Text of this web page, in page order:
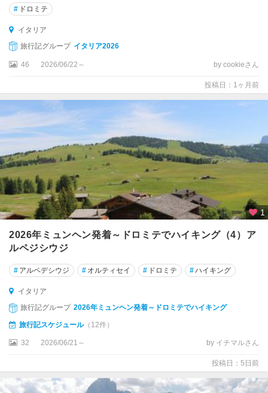
ベ
ー
ナ
ャ
★
ン
ペ
イ
★
ミ
ノ
ロ
ー
オ
ス
# ドロミテ
イタリア
旅行記グループ イタリア2026
46 2026/06/22～ by cookieさん
投稿日：1ヶ月前
1
2026年ミュンヘン発着～ドロミテでハイキング（4）ア
ルペジシウジ
# アルペデシウジ # オルティセイ # ドロミテ #ハイキング
イタリア
旅行記グループ 2026年ミュンヘン発着～ドロミテでハイキング
旅行記スケジュール（12件）
32 2026/06/21～ by イチマルさん
投稿日：5日前